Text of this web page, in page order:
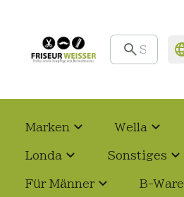
Marken Wella
Londa Sonstiges
Für Männer B-Ware